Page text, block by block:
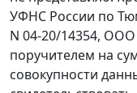
УФНС России по
N 04-20/14354,
поручителем на
совокупности